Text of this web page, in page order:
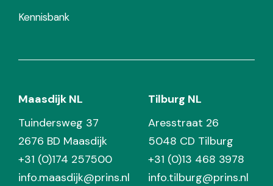
Kennisbank
Maasdijk NL
Tuindersweg 37
2676 BD Maasdijk
+31 (0)174 257500
info.maasdijk@prins.nl
Tilburg NL
Aresstraat 26
5048 CD Tilburg
+31 (0)13 468 3978
info.tilburg@prins.nl